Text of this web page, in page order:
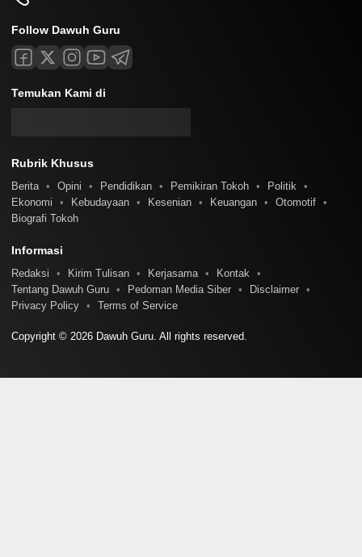
Follow Dawuh Guru
Temukan Kami di
Rubrik Khusus
Berita Opini Pendidikan Pemikiran Tokoh
Politik
Ekonomi
Kebudayaan Kesenian Keuangan
Otomotif
Biografi Tokoh
Informasi
Redaksi Kirim Tulisan Kerjasama
Kontak
Tentang Dawuh Guru
Pedoman Media Siber
Disclaimer
Privacy Policy
Terms of Service
Copyright © 2026 Dawuh Guru. All rights reserved.